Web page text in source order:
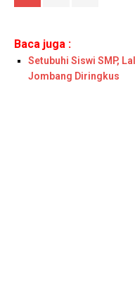
Baca juga :
Setubuhi Siswi SMP,
Jombang Diringkus